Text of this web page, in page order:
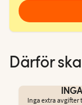
Därför
Inga extra